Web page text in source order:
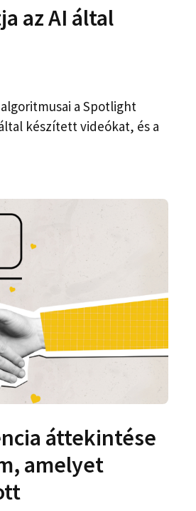
az AI által
a Spotlight
készített videókat, és a
áttekintése
amelyet